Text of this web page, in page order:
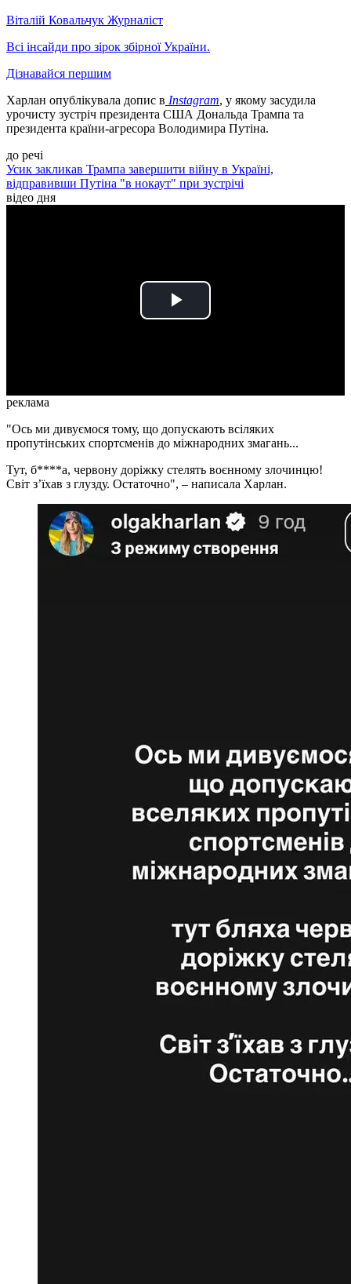
Віталій Ковальчук Журналіст
Всі інсайди про зірок збірної України.
Дізнавайся першим
Харлан опублікувала допис в Instagram, у якому засудила
урочисту зустріч президента США Дональда Трампа та
президента країни-агресора Володимира Путіна.
до речі
Усик закликав Трампа завершити війну в Україні,
відправивши Путіна "в нокаут" при зустрічі
відео дня
Play
реклама
"Ось ми дивуємося тому, що допускають всіляких
пропутінських спортсменів до міжнародних змагань...
Тут, б****а, червону доріжку стелять воєнному злочинцю!
Світ зʼїхав з глузду. Остаточно", – написала Харлан.